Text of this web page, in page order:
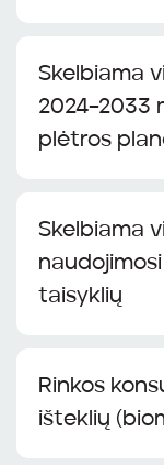
Skelbiama
2024–2033
plėtros
Skelbiama
taisyklių
Rinkos
išteklių